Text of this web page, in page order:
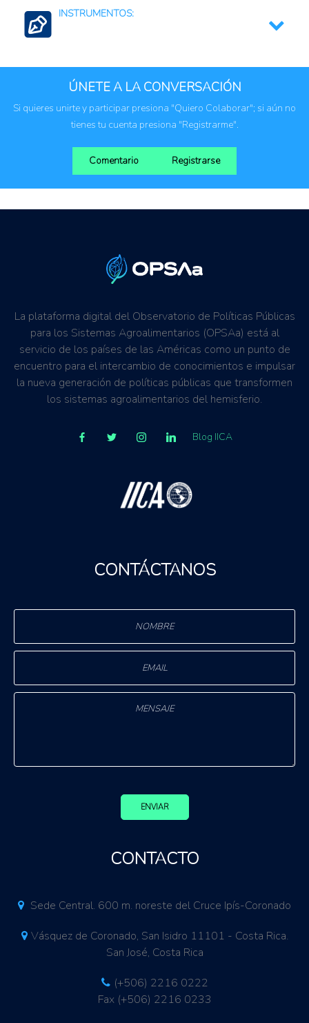
INSTRUMENTOS:
ÚNETE A LA CONVERSACIÓN
Si quieres unirte y participar presiona "Quiero Colaborar"; si aún no
tienes tu cuenta presiona "Registrarme".
Comentario Registrarse
La plataforma digital del Observatorio de Políticas Públicas
para los Sistemas Agroalimentarios (OPSAa) está al
servicio de los países de las Américas como un punto de
encuentro para el intercambio de conocimientos e impulsar
la nueva generación de políticas públicas que transformen
los sistemas agroalimentarios del hemisferio.
Blog IICA
CONTÁCTANOS
ENVIAR
CONTACTO
Sede Central. 600 m. noreste del Cruce Ipís-Coronado
Vásquez de Coronado, San Isidro 11101 - Costa Rica.
San José, Costa Rica
(+506) 2216 0222
Fax (+506) 2216 0233